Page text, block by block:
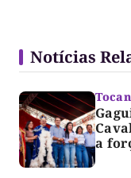
Notícias
a